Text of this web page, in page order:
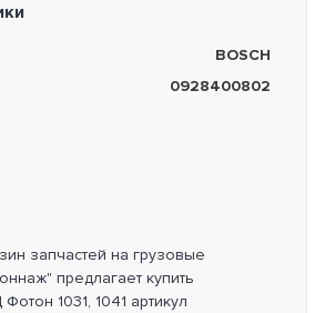
BOSCH
0928400802
запчастей на грузовые
предлагает купить
1031, 1041 артикул